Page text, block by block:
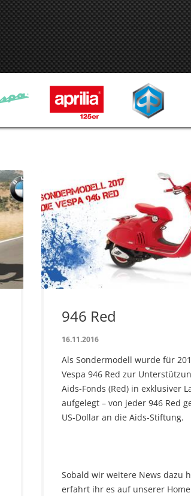
946 Red
16.11.2016
Als Sondermodell wurde für
Vespa 946 Red zur
Aids-Fonds (Red) in exklusiver
aufgelegt – von jeder 946 Red
US-Dollar an die Aids-Stiftung.
Sobald wir weitere News dazu
erfahrt ihr es auf unserer